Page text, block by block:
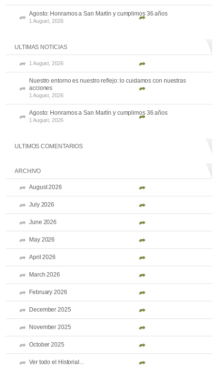
Agosto: Honramos a San Martín y cumplimos 36 años
1 August, 2026
ULTIMAS NOTICIAS
1 August, 2026
Nuestro entorno es nuestro reflejo: lo cuidamos con nuestras
acciones
1 August, 2026
Agosto: Honramos a San Martín y cumplimos 36 años
1 August, 2026
ULTIMOS COMENTARIOS
ARCHIVO
August 2026
July 2026
June 2026
May 2026
April 2026
March 2026
February 2026
December 2025
November 2025
October 2025
Ver todo el Historial...